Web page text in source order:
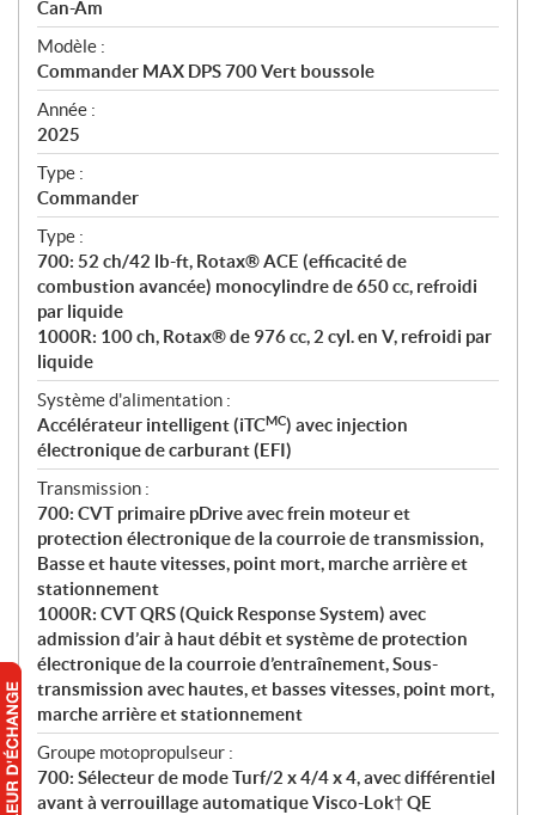
p
é
c
i
f
i
c
a
t
i
o
n
s
Can-Am
Modèle :
Commander MAX DPS 700 Vert boussole
Année :
2025
Type :
Commander
Type :
700: 52 ch/42 lb-ft, Rotax® ACE (efficacité de
combustion avancée) monocylindre de 650 cc, refroidi
par liquide
1000R: 100 ch, Rotax® de 976 cc, 2 cyl. en V, refroidi par
liquide
Système d'alimentation :
Accélérateur intelligent (iTCMC) avec injection
électronique de carburant (EFI)
Transmission :
700: CVT primaire pDrive avec frein moteur et
protection électronique de la courroie de transmission,
Basse et haute vitesses, point mort, marche arrière et
stationnement
1000R: CVT QRS (Quick Response System) avec
admission d’air à haut débit et système de protection
électronique de la courroie d’entraînement, Sous-
transmission avec hautes, et basses vitesses, point mort,
marche arrière et stationnement
Groupe motopropulseur :
700: Sélecteur de mode Turf/2 x 4/4 x 4, avec différentiel
avant à verrouillage automatique Visco-Lok† QE